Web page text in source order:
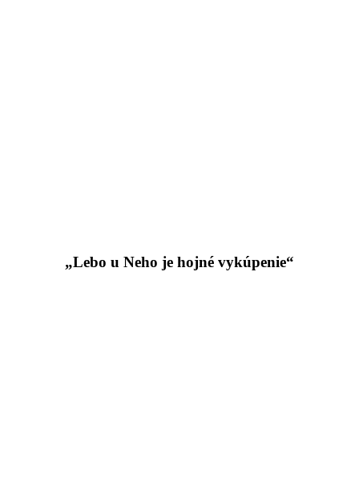
„Lebo u Neho je hojné vykúpenie“